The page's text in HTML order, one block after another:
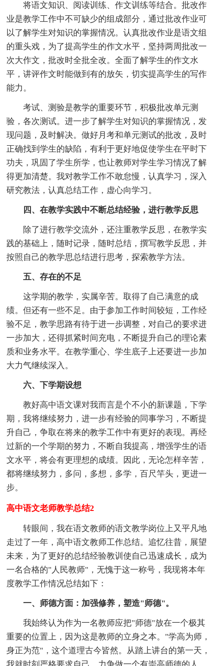
将语文知识、阅读训练、作文训练等结合。批改作
业是教学工作中不可缺少的组成部分，通过批改作业可
以了解学生对知识的掌握情况。认真批改作业是语文组
的重头戏，为了提高学生的作文水平，坚持两周批改一
次大作文，批改时全批全改。全面了解学生的作文水
平，讲评作文时能做到有的放矢，切实提高学生的写作
能力。
考试、测验是教学的重要环节，积极批改单元测
验，各次测试。进一步了解学生对知识的掌握情况，发
现问题，及时解决。做好月考和单元测试的批改，及时
正确找到学生的缺陷，有利于更好地促使学生在平时下
功夫，巩固了学生所学，也让教师对学生学习情况了解
得更加清楚。我对教学工作不敢怠慢，认真学习，深入
研究教法，认真总结工作，虚心向学习。
四、在教学实践中不断总结经验，进行教学反思
除了进行教学交流外，还注重教学反思，在教学实
践的基础上，随时记录，随时总结，撰写教学反思，并
按照自己的教学思总结进行思考，探索教学方法。
五、存在的不足
这学期的教学，实属辛苦。取得了自己满意的成
绩。但还有一些不足。由于参加工作时间较短，工作经
验不足，教学思路有待于进一步调整，对自己的要求进
一步加大，还得抓紧时间充电，不断提升自己的理论素
质和业务水平。在教学重心、学生底子上还要进一步加
大力气继续深入。
六、下学期设想
教好高中语文课对我而言是个不小的新课题，下学
期，我将继续努力，进一步有经验的同事学习，不断提
升自己，争取在将来的教学工作中有更好的表现。再经
过新的一个学期的努力，不断自我提高，增强学生的语
文水平，将会有更理想的成绩。因此，无论怎样辛苦，
都将继续努力，多问，多想，多学，百尺竿头，更进一
步。
高中语文老师教学总结2
转眼间，我在语文教师的语文教学岗位上又平凡地
走过了一年，高中语文教师工作总结。追忆往昔，展望
未来，为了更好的总结经验教训使自己迅速成长，成为
一名合格的"人民教师"，无愧于这一称号，我现将本年
度教学工作情况总结如下：
一、师德方面：加强修养，塑造"师德"。
我始终认为作为一名教师应把"师德"放在一个极其
重要的位置上，因为这是教师的立身之本。"学高为师，
身正为范"，这个道理古今皆然。从踏上讲台的第一天，